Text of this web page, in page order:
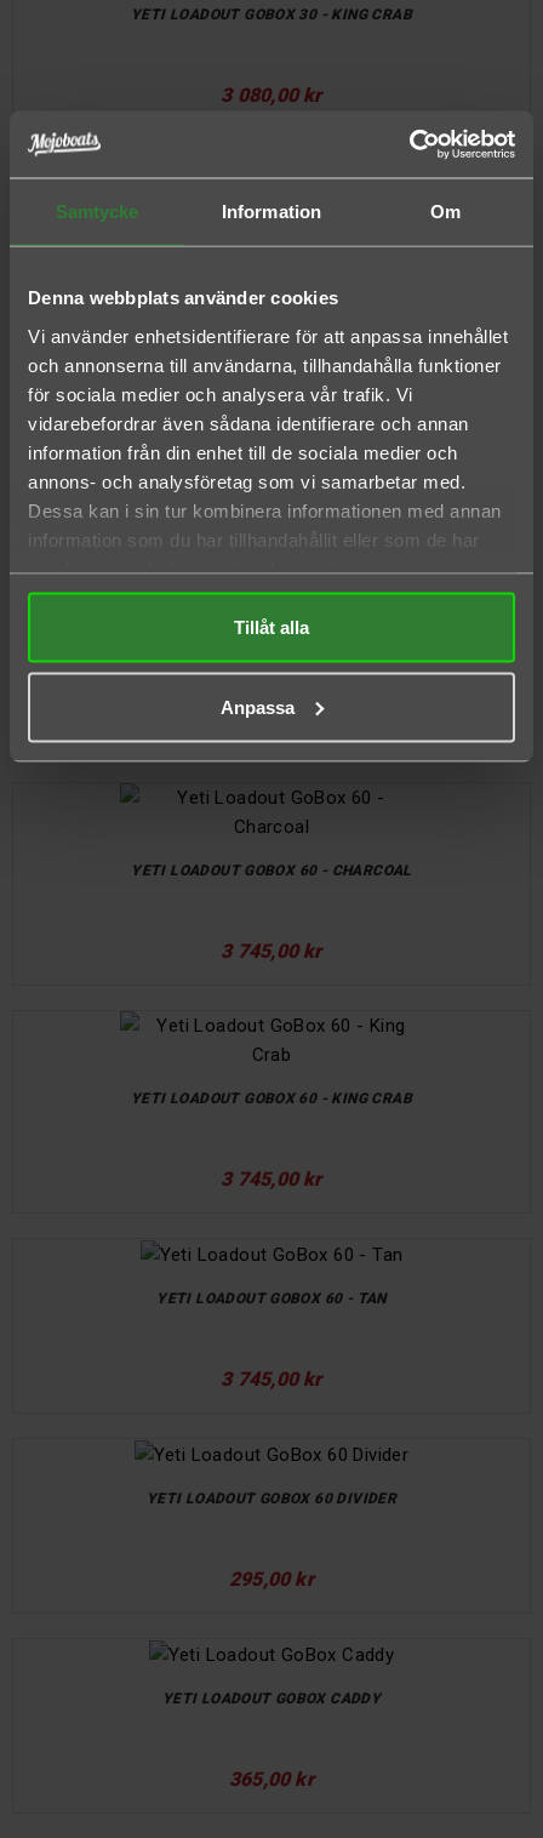
Samtycke Information Om
Denna webbplats använder cookies
Vi använder enhetsidentifierare för att anpassa innehållet
och annonserna till användarna, tillhandahålla funktioner
för sociala medier och analysera vår trafik. Vi
vidarebefordrar även sådana identifierare och annan
information från din enhet till de sociala medier och
annons- och analysföretag som vi samarbetar med.
Dessa kan i sin tur kombinera informationen med annan
information som du har tillhandahållit eller som de har
samlat in när du har använt deras tjänster.
Tillåt alla
Anpassa
YETI LOADOUT GOBOX 30 - KING CRAB
3 080,00 kr
YETI LOADOUT GOBOX 30 - TAN
3 080,00 kr
YETI LOADOUT GOBOX 30 - WHITE
3 080,00 kr
295,00 kr
YETI LOADOUT GOBOX 60 - CHARCOAL
3 745,00 kr
YETI LOADOUT GOBOX 60 - KING CRAB
3 745,00 kr
YETI LOADOUT GOBOX 60 - TAN
3 745,00 kr
YETI LOADOUT GOBOX 60 DIVIDER
295,00 kr
YETI LOADOUT GOBOX CADDY
365,00 kr